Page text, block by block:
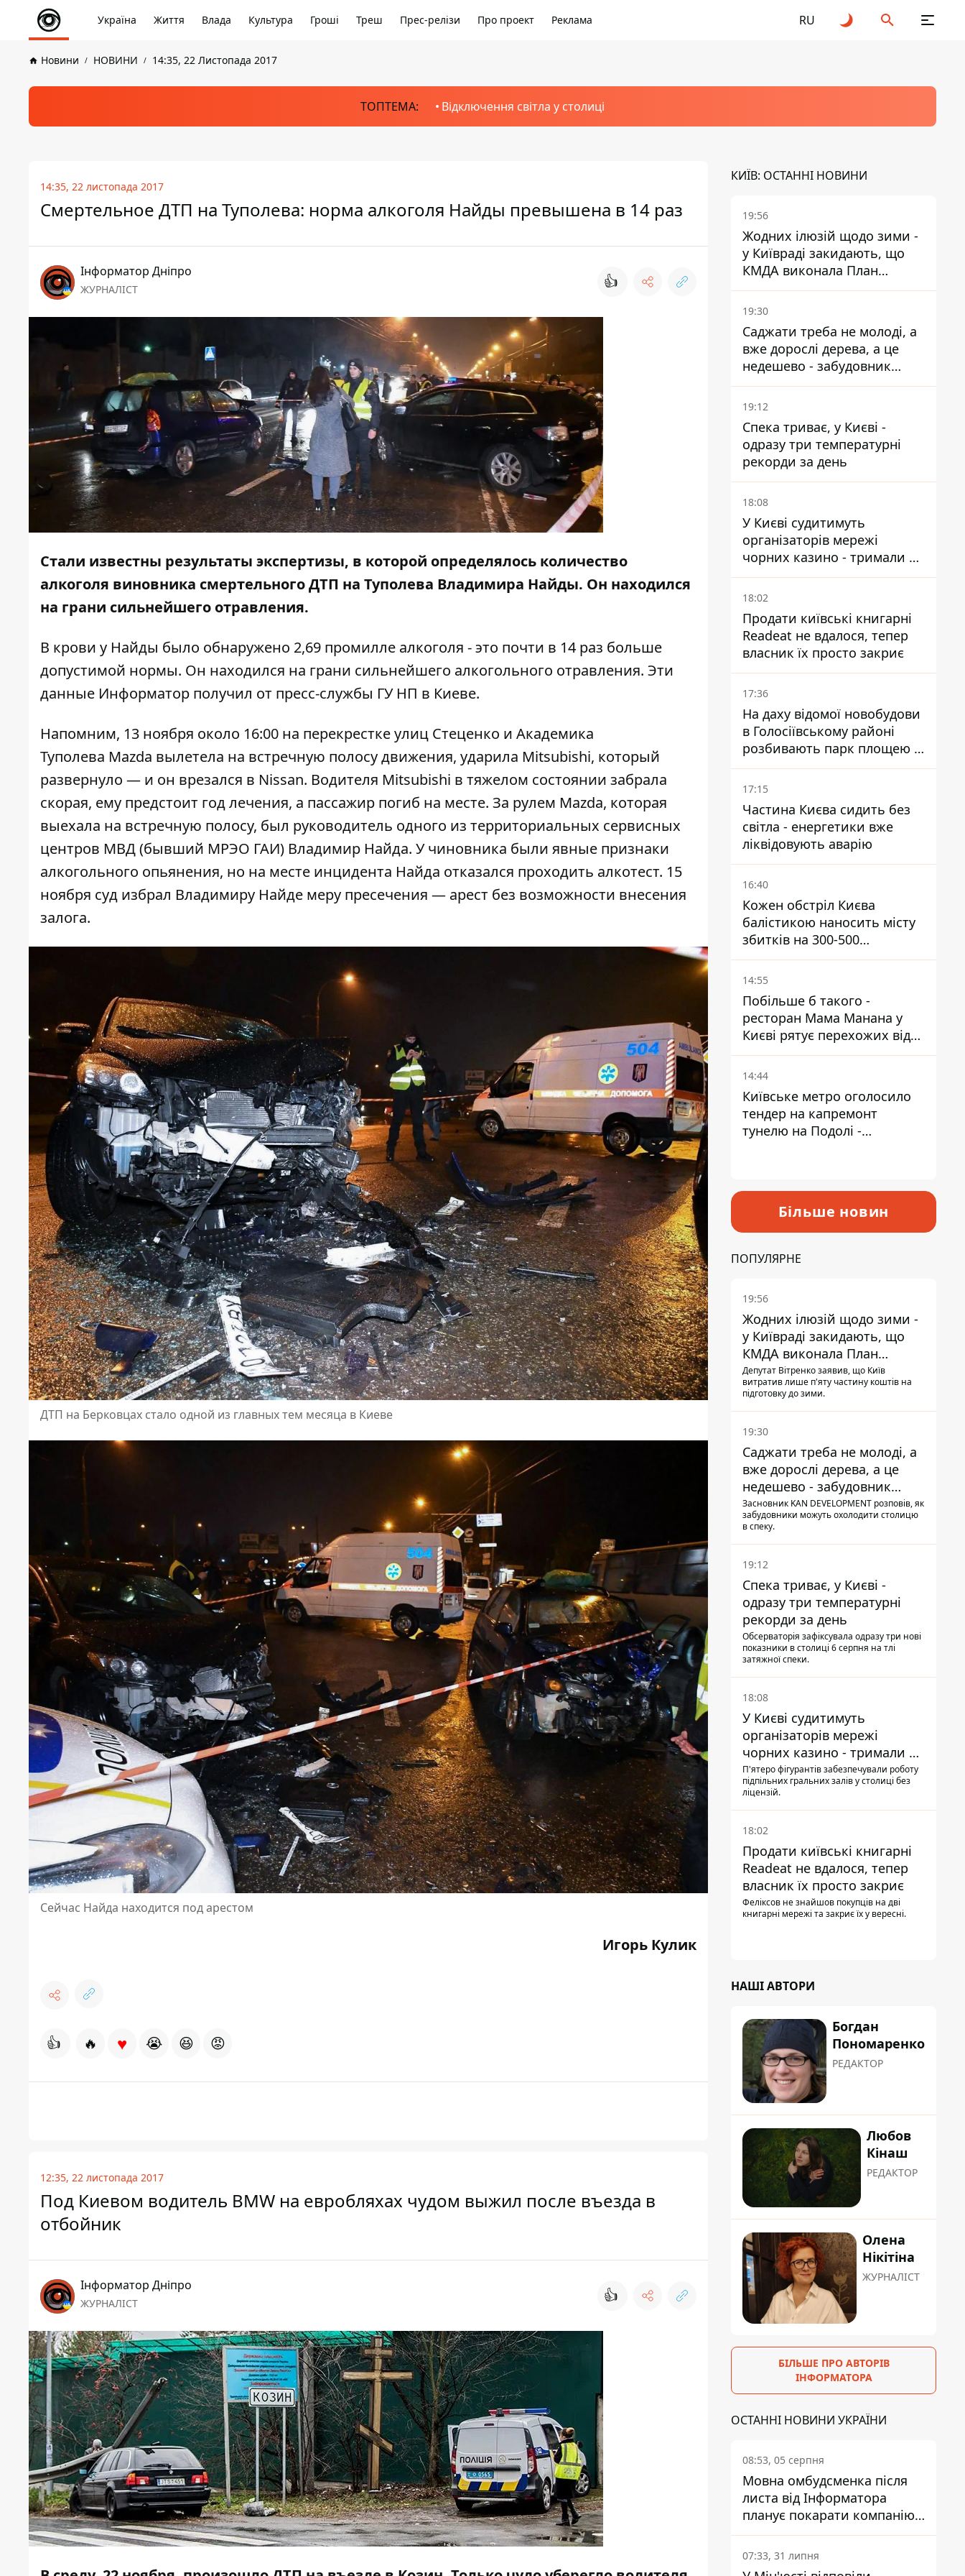
Україна Життя Влада Культура Гроші Треш Прес-релізи Про проект Реклама RU
Новини НОВИНИ 14:35, 22 Листопада 2017
ТОПТЕМА: Відключення світла у столиці
14:35, 22 листопада 2017
Смертельное ДТП на Туполева: норма алкоголя Найды превышена в 14 раз
Інформатор Дніпро
ЖУРНАЛІСТ 👍
Стали известны результаты экспертизы, в которой определялось количество
алкоголя виновника смертельного ДТП на Туполева Владимира Найды. Он находился
на грани сильнейшего отравления.
В крови у Найды было обнаружено 2,69 промилле алкоголя - это почти в 14 раз больше
допустимой нормы. Он находился на грани сильнейшего алкогольного отравления. Эти
данные Информатор получил от пресс-службы ГУ НП в Киеве.
Напомним, 13 ноября около 16:00 на перекрестке улиц Стеценко и Академика
Туполева Mazda вылетела на встречную полосу движения, ударила Mitsubishi, который
развернуло — и он врезался в Nissan. Водителя Mitsubishi в тяжелом состоянии забрала
скорая, ему предстоит год лечения, а пассажир погиб на месте. За рулем Mazda, которая
выехала на встречную полосу, был руководитель одного из территориальных сервисных
центров МВД (бывший МРЭО ГАИ) Владимир Найда. У чиновника были явные признаки
алкогольного опьянения, но на месте инцидента Найда отказался проходить алкотест. 15
ноября суд избрал Владимиру Найде меру пресечения — арест без возможности внесения
залога.
ДТП на Берковцах стало одной из главных тем месяца в Киеве
Сейчас Найда находится под арестом
Игорь Кулик
👍 🔥 ♥ 😭 😆 😡
12:35, 22 листопада 2017
Под Киевом водитель BMW на евробляхах чудом выжил после въезда в
отбойник
Інформатор Дніпро
ЖУРНАЛІСТ 👍
КИЇВ: ОСТАННІ НОВИНИ
19:56
Жодних ілюзій щодо зими -
у Київраді закидають, що
КМДА виконала План
стійкості на 20%
19:30
Саджати треба не молоді, а
вже дорослі дерева, а це
недешево - забудовник
Ніконов
19:12
Спека триває, у Києві -
одразу три температурні
рекорди за день
18:08
У Києві судитимуть
організаторів мережі
чорних казино - тримали 39
закладів
18:02
Продати київські книгарні
Readeat не вдалося, тепер
власник їх просто закриє
17:36
На даху відомої новобудови
в Голосіївському районі
розбивають парк площею в
гектар
17:15
Частина Києва сидить без
світла - енергетики вже
ліквідовують аварію
16:40
Кожен обстріл Києва
балістикою наносить місту
збитків на 300-500
мільйонів - Петро
Пантелеєв
14:55
Побільше б такого -
ресторан Мама Манана у
Києві рятує перехожих від
спеки
14:44
Київське метро оголосило
тендер на капремонт
тунелю на Подолі -
Більше новин
ПОПУЛЯРНЕ
19:56
Жодних ілюзій щодо зими -
у Київраді закидають, що
КМДА виконала План
стійкості на 20%
Депутат Вітренко заявив, що Київ
витратив лише п'яту частину коштів на
підготовку до зими.
19:30
Саджати треба не молоді, а
вже дорослі дерева, а це
недешево - забудовник
Ніконов
Засновник KAN DEVELOPMENT розповів, як
забудовники можуть охолодити столицю
в спеку.
19:12
Спека триває, у Києві -
одразу три температурні
рекорди за день
Обсерваторія зафіксувала одразу три нові
показники в столиці 6 серпня на тлі
затяжної спеки.
18:08
У Києві судитимуть
організаторів мережі
чорних казино - тримали 39
закладів
П'ятеро фігурантів забезпечували роботу
підпільних гральних залів у столиці без
ліцензій.
18:02
Продати київські книгарні
Readeat не вдалося, тепер
власник їх просто закриє
Феліксов не знайшов покупців на дві
книгарні мережі та закриє їх у вересні.
НАШІ АВТОРИ
Богдан
Пономаренко
РЕДАКТОР
Любов
Кінаш
РЕДАКТОР
Олена
Нікітіна
ЖУРНАЛІСТ
БІЛЬШЕ ПРО АВТОРІВ
ІНФОРМАТОРА
ОСТАННІ НОВИНИ УКРАЇНИ
08:53, 05 серпня
Мовна омбудсменка після
листа від Інформатора
планує покарати компанію-
підрядника ПриватБанку
07:33, 31 липня